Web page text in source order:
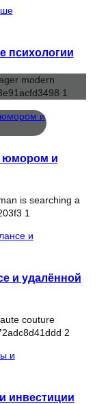
психологии
юмором и
и удалённой
инвестиции